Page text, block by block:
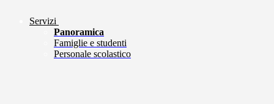
Servizi
Panoramica
Famiglie e studenti
Personale scolastico